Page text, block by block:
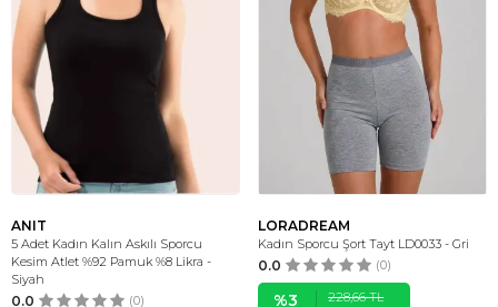
ANIT
5 Adet Kadın Kalın Askılı Sporcu
Kesim Atlet %92 Pamuk %8 Likra -
Siyah
0.0 (0)
LORADREAM
Kadın Sporcu Şort Tayt LD0033 - Gri
0.0 (0)
%3 228,66TL